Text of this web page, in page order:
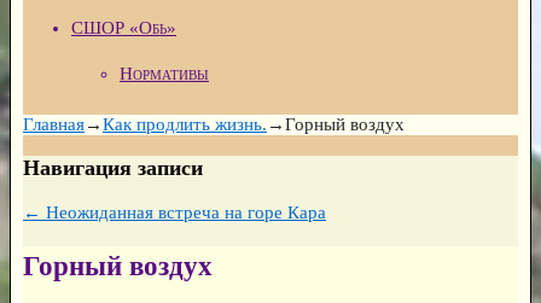
СШОР «Обь»
Нормативы
Главная→Как продлить жизнь. →Горный воздух
Навигация записи
← Неожиданная встреча на горе Кара
Горный воздух